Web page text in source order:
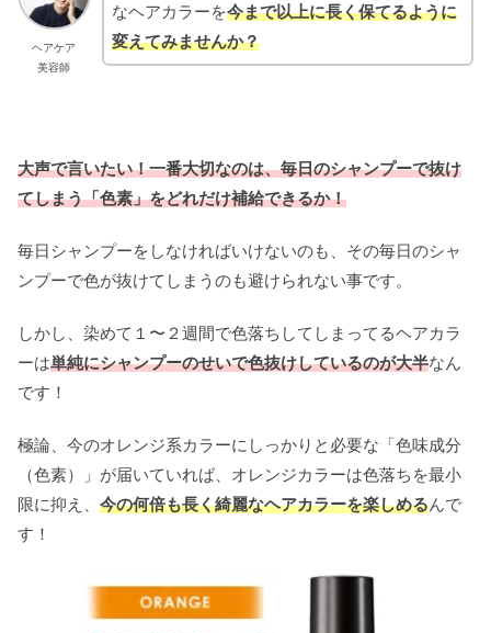
ヘアケア
美容師
なヘアカラーを今まで以上に長く保てるように
変えてみませんか？
大声で言いたい！一番大切なのは、毎日のシャンプーで抜け
てしまう「色素」をどれだけ補給できるか！
毎日シャンプーをしなければいけないのも、その毎日のシャ
ンプーで色が抜けてしまうのも避けられない事です。
しかし、染めて１〜２週間で色落ちしてしまってるヘアカラ
ーは単純にシャンプーのせいで色抜けしているのが大半なん
です！
極論、今のオレンジ系カラーにしっかりと必要な「色味成分
（色素）」が届いていれば、オレンジカラーは色落ちを最小
限に抑え、 今の何倍も長く綺麗なヘアカラーを楽しめるんで
す！